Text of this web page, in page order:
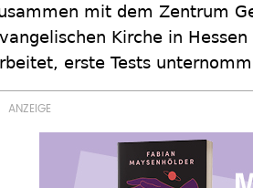
mit dem Zentrum
Kirche in
erste Tests